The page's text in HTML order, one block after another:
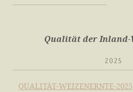
Qualität der Inland-
2025
QUALITÄT-WEIZENERNTE-2025